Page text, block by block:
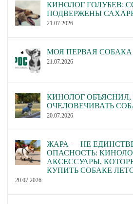
КИНОЛОГ ГОЛУБЕВ:
ПОДВЕРЖЕНЫ
21.07.2026
МОЯ ПЕРВАЯ СОБАКА
21.07.2026
КИНОЛОГ ОБЪЯСНИЛ,
ОЧЕЛОВЕЧИВАТЬ
20.07.2026
ЖАРА — НЕ
ОПАСНОСТЬ:
АКСЕССУАРЫ,
КУПИТЬ СОБАКЕ
20.07.2026